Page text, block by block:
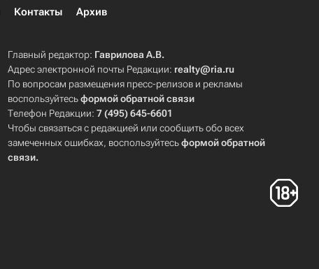
Контакты Архив
Главный редактор: Гаврилова А.В.
Адрес электронной почты Редакции: realty@ria.ru
По вопросам размещения пресс-релизов и рекламы
воспользуйтесьформой обратной связи
Телефон Редакции:7 (495) 645-6601
Чтобы связаться с редакцией или сообщить обо всех
замеченных ошибках, воспользуйтесьформой обратной
связи.